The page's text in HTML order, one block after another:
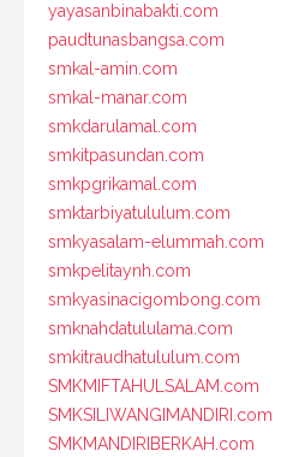
yayasanbinabakti.com
paudtunasbangsa.com
smkal-amin.com
smkal-manar.com
smkdarulamal.com
smkitpasundan.com
smkpgrikamal.com
smktarbiyatululum.com
smkyasalam-elummah.com
smkpelitaynh.com
smkyasinacigombong.com
smknahdatululama.com
smkitraudhatululum.com
SMKMIFTAHULSALAM.com
SMKSILIWANGIMANDIRI.com
SMKMANDIRIBERKAH.com